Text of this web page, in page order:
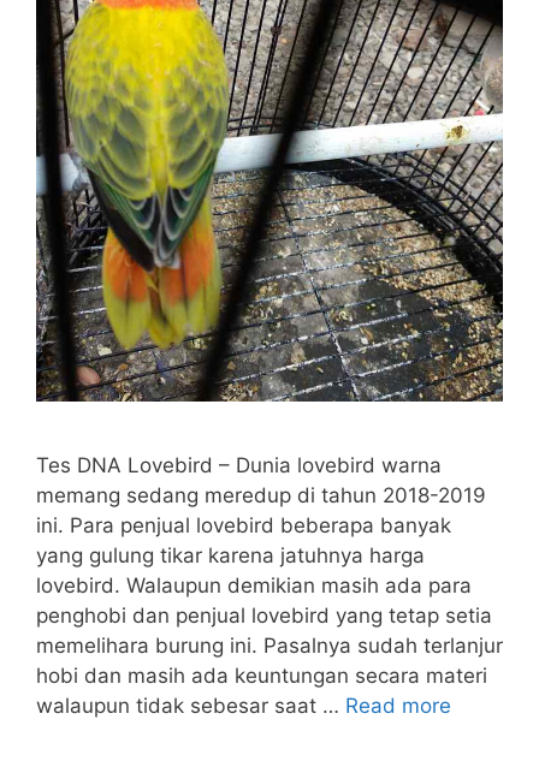
Tes DNA Lovebird – Dunia lovebird warna
memang sedang meredup di tahun 2018-2019
ini. Para penjual lovebird beberapa banyak
yang gulung tikar karena jatuhnya harga
lovebird. Walaupun demikian masih ada para
penghobi dan penjual lovebird yang tetap setia
memelihara burung ini. Pasalnya sudah terlanjur
hobi dan masih ada keuntungan secara materi
walaupun tidak sebesar saat … Read more